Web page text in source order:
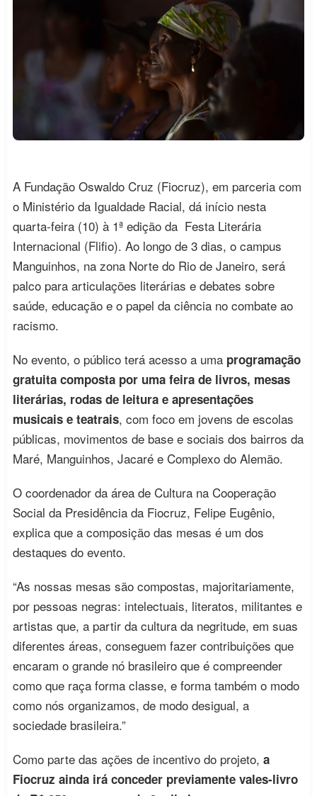
A Fundação Oswaldo Cruz (Fiocruz), em parceria com
o Ministério da Igualdade Racial, dá início nesta
quarta-feira (10) à 1ª edição da Festa Literária
Internacional (Flifio). Ao longo de 3 dias, o campus
Manguinhos, na zona Norte do Rio de Janeiro, será
palco para articulações literárias e debates sobre
saúde, educação e o papel da ciência no combate ao
racismo.
No evento, o público terá acesso a uma programação
gratuita composta por uma feira de livros, mesas
literárias, rodas de leitura e apresentações
musicais e teatrais, com foco em jovens de escolas
públicas, movimentos de base e sociais dos bairros da
Maré, Manguinhos, Jacaré e Complexo do Alemão.
O coordenador da área de Cultura na Cooperação
Social da Presidência da Fiocruz, Felipe Eugênio,
explica que a composição das mesas é um dos
destaques do evento.
“As nossas mesas são compostas, majoritariamente,
por pessoas negras: intelectuais, literatos, militantes e
artistas que, a partir da cultura da negritude, em suas
diferentes áreas, conseguem fazer contribuições que
encaram o grande nó brasileiro que é compreender
como que raça forma classe, e forma também o modo
como nós organizamos, de modo desigual, a
sociedade brasileira.”
Como parte das ações de incentivo do projeto, a
Fiocruz ainda irá conceder previamente vales-livro